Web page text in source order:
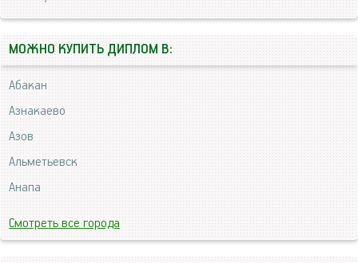
МОЖНО КУПИТЬ ДИПЛОМ В:
Абакан
Азнакаево
Азов
Альметьевск
Анапа
Смотреть все города